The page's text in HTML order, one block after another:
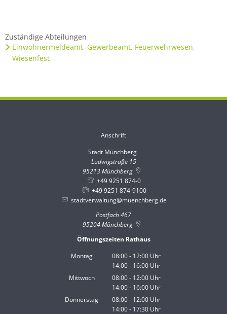
Zuständige Abteilungen
Einwohnermeldeamt, Gewerbeamt, Feuerwehrwesen,
Wiesenfest
Anschrift
Stadt Münchberg
Ludwigstraße 15
95213Münchberg
+49 9251 874-0
+49 9251 874-9100
stadtverwaltung@muenchberg.de
Postfach 467
95204Münchberg
Öffnungszeiten Rathaus
Montag
08:00- 12:00 Uhr
Von 08:00 bis 12:00 Uhr
14:00- 16:00 Uhr
Von 14:00 bis 16:00 Uhr
Mittwoch 08:00- 12:00 Uhr
Von 08:00 bis 12:00 Uhr
14:00- 16:00 Uhr
Von 14:00 bis 16:00 Uhr
Donnerstag 08:00- 12:00 Uhr
Von 08:00 bis 12:00 Uhr
14:00- 17:30 Uhr